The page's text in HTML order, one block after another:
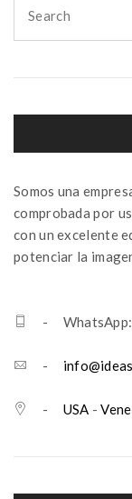
for:
Somos una
comprobada por
con un excelente
potenciar la
- WhatsApp:
-
- USA -